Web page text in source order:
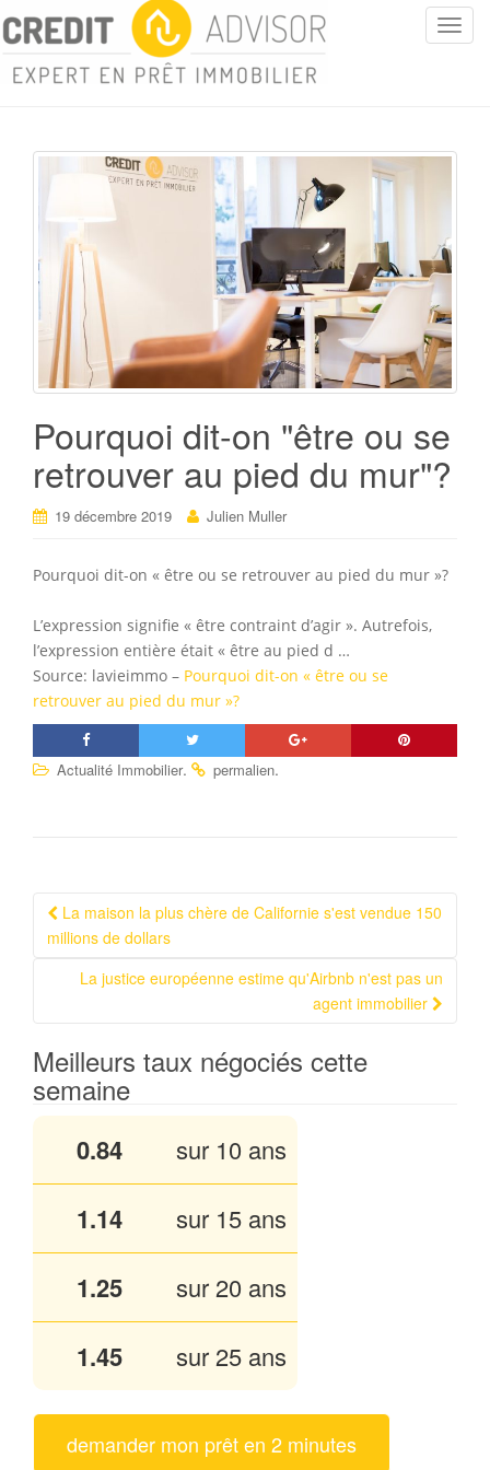
T
e
i
g
a
t
i
o
Pourquoi dit-on "être ou se
retrouver au pied du mur"?
19 décembre 2019 Julien Muller
Pourquoi dit-on « être ou se retrouver au pied du mur »?
L’expression signifie « être contraint d’agir ». Autrefois,
l’expression entière était « être au pied d …
Source: lavieimmo – Pourquoi dit-on « être ou se
retrouver au pied du mur »?
Actualité Immobilier. permalien.
Navigation Article
La maison la plus chère de Californie s'est vendue 150
millions de dollars
La justice européenne estime qu'Airbnb n'est pas un
agent immobilier
Meilleurs taux négociés cette
semaine
0.84 sur 10 ans
1.13 sur 15 ans
1.25 sur 20 ans
1.45 sur 25 ans
demander mon prêt en 2 minutes